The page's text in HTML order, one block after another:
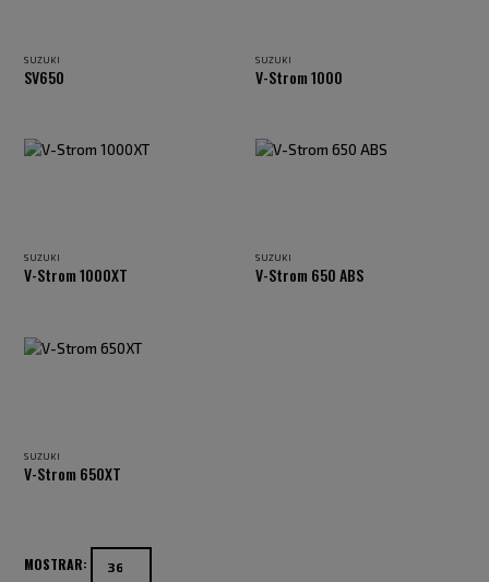
SUZUKI
SV650
SUZUKI
V-Strom 1000
SUZUKI
V-Strom 1000XT
SUZUKI
V-Strom 650 ABS
SUZUKI
V-Strom 650XT
MOSTRAR: